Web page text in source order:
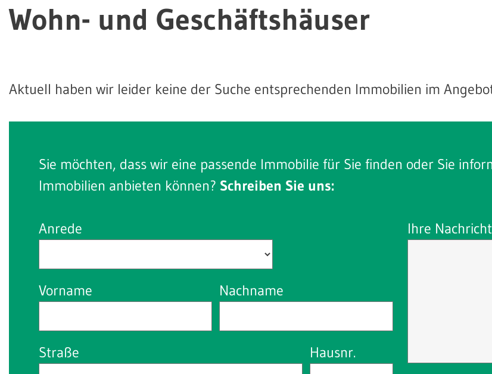
Wohn- und Geschäftshäuser
Aktuell haben wir leider keine der Suche entsprechenden Immobilien im
Sie möchten, dass wir eine passende Immobilie für Sie finden oder Sie
Immobilien anbieten können? Schreiben Sie uns:
Anrede
Vorname Nachname
Straße Hausnr.
Ihre Nachricht